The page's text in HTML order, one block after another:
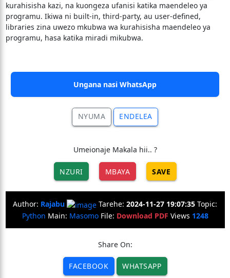
kurahisisha kazi, na kuongeza ufanisi katika maendeleo ya
programu. Ikiwa ni built-in, third-party, au user-defined,
libraries zina uwezo mkubwa wa kurahisisha maendeleo ya
programu, hasa katika miradi mikubwa.
Ungana nasi WhatsApp
NYUMA ENDELEA
Umeionaje Makala hii.. ?
NZURI MBAYA SAVE
Author: Rajabu Tarehe: 2024-11-27 19:07:35 Topic:
Python Main: MasomoFile: Download PDF Views 1248
Share On:
FACEBOOK WHATSAPP